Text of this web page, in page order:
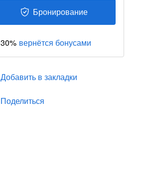
Бронирование
30% вернётся бонусами
Добавить в закладки
Поделиться